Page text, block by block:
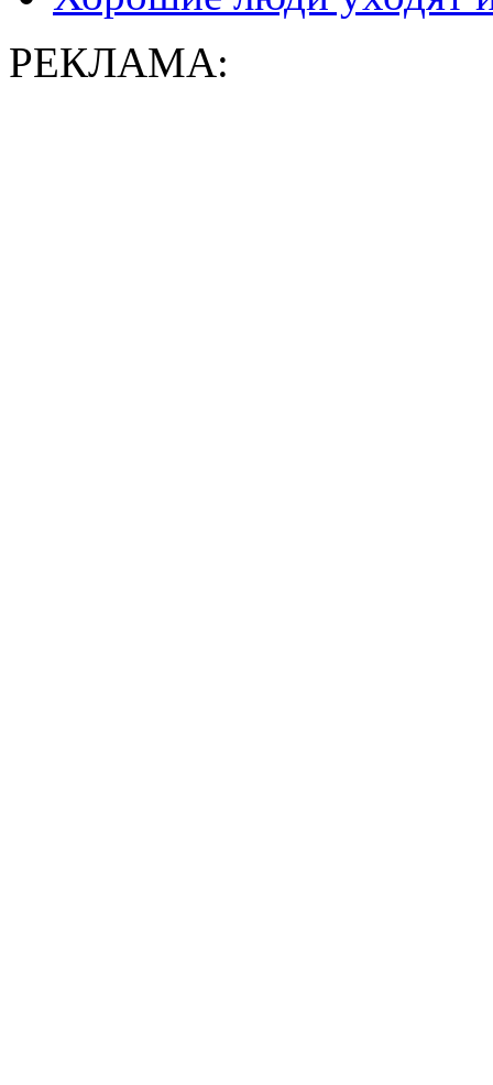
РЕКЛАМА: